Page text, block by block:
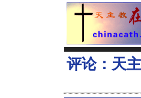
评论： 天